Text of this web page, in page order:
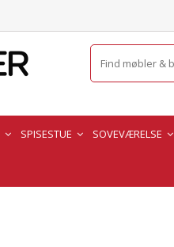
SPISESTUE SOVEVÆRELSE